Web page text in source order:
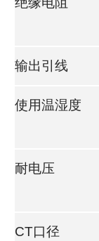
输出引线
使用温湿度
耐电压
CT口径